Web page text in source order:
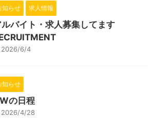
知らせ 求人情報
ルバイト・求人募集してます
2026/6/4
知らせ
の日程
2026/4/28